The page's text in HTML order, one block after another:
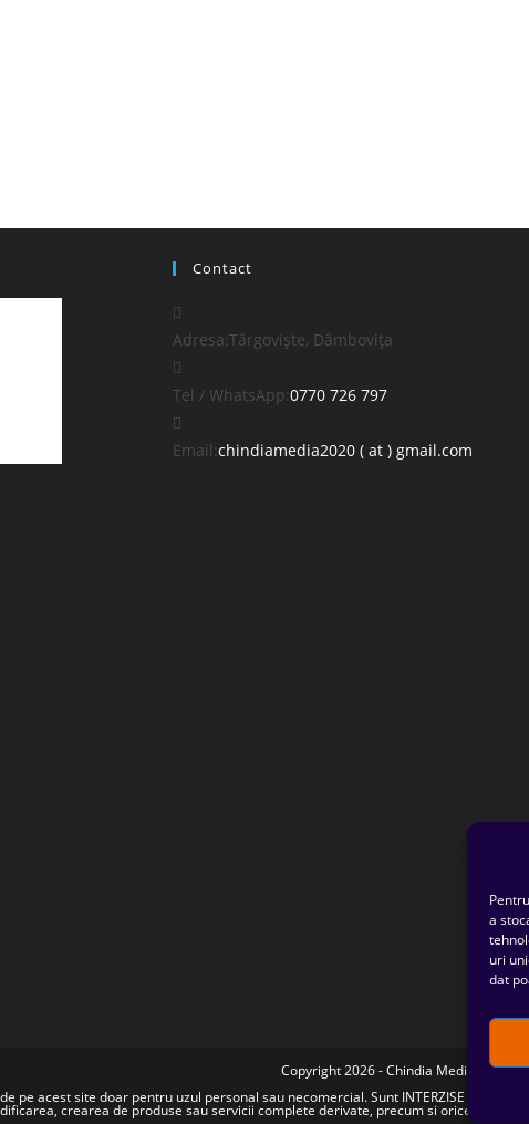
a
uri
dat
Contact
Adresa:Târgoviște, Dâmbovița
Tel / WhatsApp:0770 726 797Opens
your
Email:chindiamedia2020 ( at ) gmail.comOpens
Copyright 2026 - Chindia Media
pe acest site doar pentru uzul personal sau necomercial. Sunt INTERZISE
crearea de produse sau servicii complete derivate, precum si orice